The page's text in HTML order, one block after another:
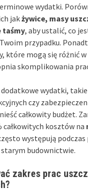
wydatki.
jakżywice, masy
taśmy, aby ustalić, co
przypadku.
które mogą się różnić w
skomplikowania
wydatki, takie
czy
całkowity budżet.
całkowitych kosztów na
występują podczas
budownictwie.
zakres prac